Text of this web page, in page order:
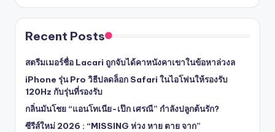
Recent Posts
สตรีมเมอร์ชื่อ Lacari ถูกจับได้คาหนังคาเขาในข้อหาล่วงล
iPhone รุ่น Pro วิธีปลดล็อก Safari ในไอโฟนให้รองรับ
120Hz กับรุ่นที่รองรับ
กลิ่นมันโชย “แอนโทเนีย-เป๊ก เศรณี” กำลังปลูกต้นรัก?
ซีรีส์ใหม่ 2026 : “MISSING ห่วง หาย ตาย จาก”